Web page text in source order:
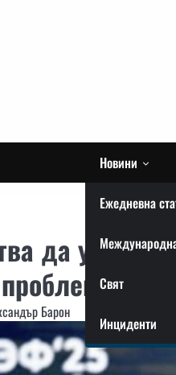
Новини
Ежедневна
Свят
Инциденти
да убеди
Барон